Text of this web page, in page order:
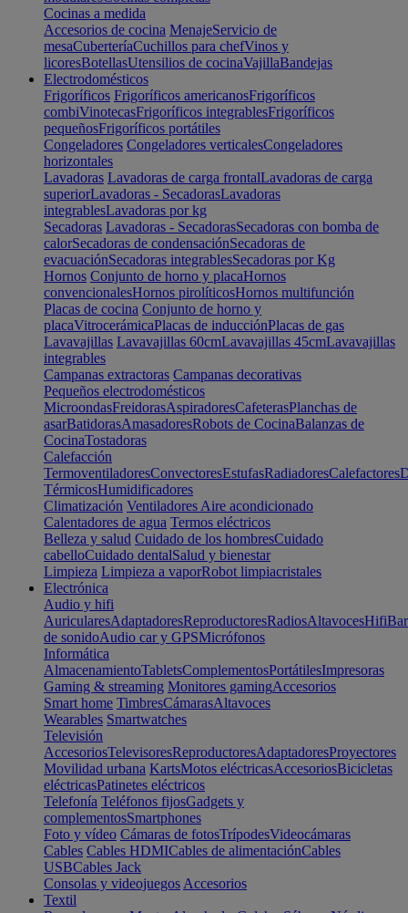
Cocinas a medida
Accesorios de cocina MenajeServicio de
mesaCuberteríaCuchillos para chefVinos y
licoresBotellasUtensilios de cocinaVajillaBandejas
Electrodomésticos
Frigoríficos Frigoríficos americanosFrigoríficos
combiVinotecasFrigoríficos integrablesFrigoríficos
pequeñosFrigoríficos portátiles
Congeladores Congeladores verticalesCongeladores
horizontales
Lavadoras Lavadoras de carga frontalLavadoras de carga
superiorLavadoras - SecadorasLavadoras
integrablesLavadoras por kg
Secadoras Lavadoras - SecadorasSecadoras con bomba de
calorSecadoras de condensaciónSecadoras de
evacuaciónSecadoras integrablesSecadoras por Kg
Hornos Conjunto de horno y placaHornos
convencionalesHornos pirolíticosHornos multifunción
Placas de cocina Conjunto de horno y
placaVitrocerámicaPlacas de inducciónPlacas de gas
Lavavajillas Lavavajillas 60cmLavavajillas 45cmLavavajillas
integrables
Campanas extractoras Campanas decorativas
Pequeños electrodomésticos
MicroondasFreidorasAspiradoresCafeterasPlanchas de
asarBatidorasAmasadoresRobots de CocinaBalanzas de
CocinaTostadoras
Calefacción
TermoventiladoresConvectoresEstufasRadiadoresCalefactores
TérmicosHumidificadores
Climatización Ventiladores Aire acondicionado
Calentadores de agua Termos eléctricos
Belleza y salud Cuidado de los hombresCuidado
cabelloCuidado dentalSalud y bienestar
Limpieza Limpieza a vaporRobot limpiacristales
Electrónica
Audio y hifi
AuricularesAdaptadoresReproductoresRadiosAltavocesHifi
de sonidoAudio car y GPSMicrófonos
Informática
AlmacenamientoTabletsComplementosPortátilesImpresoras
Gaming & streaming Monitores gamingAccesorios
Smart home TimbresCámarasAltavoces
Wearables Smartwatches
Televisión
AccesoriosTelevisoresReproductoresAdaptadoresProyectores
Movilidad urbana KartsMotos eléctricasAccesoriosBicicletas
eléctricasPatinetes eléctricos
Telefonía Teléfonos fijosGadgets y
complementosSmartphones
Foto y vídeo Cámaras de fotosTrípodesVideocámaras
Cables Cables HDMICables de alimentaciónCables
USBCables Jack
Consolas y videojuegos Accesorios
Textil